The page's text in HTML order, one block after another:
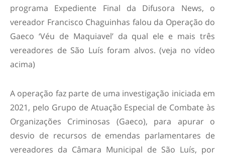
programa Expediente Final da Difusora News, o
vereador Francisco Chaguinhas falou da Operação do
Gaeco ‘Véu de Maquiavel’ da qual ele e mais três
vereadores de São Luís foram alvos. (veja no vídeo
acima)
A operação faz parte de uma investigação iniciada em
2021, pelo Grupo de Atuação Especial de Combate às
Organizações Criminosas (Gaeco), para apurar o
desvio de recursos de emendas parlamentares de
vereadores da Câmara Municipal de São Luís, por